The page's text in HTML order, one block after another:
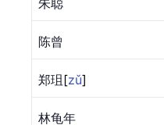
陈曾
郑珇[zǔ]
林龟年